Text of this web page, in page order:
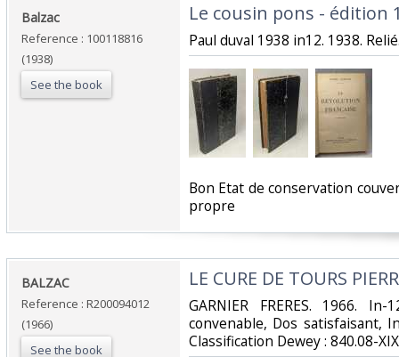
‎Balzac‎
Reference : 100118816
(1938)
See the book
‎Le cousin pons - édition
‎Paul duval 1938 in12. 1938.
‎Bon Etat de conservation
propre‎
‎BALZAC‎
Reference : R200094012
(1966)
See the book
‎LE CURE DE TOURS
‎GARNIER FRERES. 1966.
convenable, Dos satisfaisant,
Classification Dewey : 840.08-